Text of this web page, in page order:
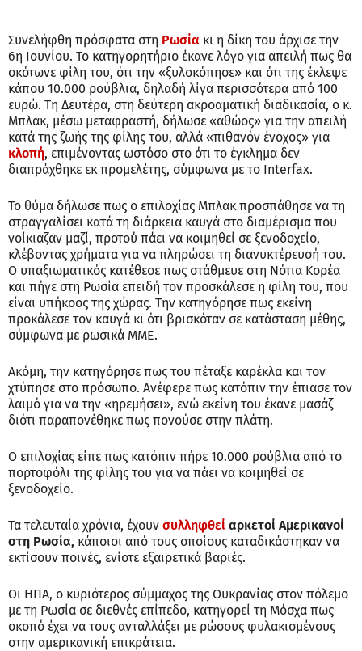
Συνελήφθη πρόσφατα στη Ρωσία κι η δίκη του άρχισε την
6η Ιουνίου. Το κατηγορητήριο έκανε λόγο για απειλή πως θα
σκότωνε φίλη του, ότι την «ξυλοκόπησε» και ότι της έκλεψε
κάπου 10.000 ρούβλια, δηλαδή λίγα περισσότερα από 100
ευρώ. Τη Δευτέρα, στη δεύτερη ακροαματική διαδικασία, ο κ.
Μπλακ, μέσω μεταφραστή, δήλωσε «αθώος» για την απειλή
κατά της ζωής της φίλης του, αλλά «πιθανόν ένοχος» για
κλοπή, επιμένοντας ωστόσο στο ότι το έγκλημα δεν
διαπράχθηκε εκ προμελέτης, σύμφωνα με το Interfax.
Το θύμα δήλωσε πως ο επιλοχίας Μπλακ προσπάθησε να τη
στραγγαλίσει κατά τη διάρκεια καυγά στο διαμέρισμα που
νοίκιαζαν μαζί, προτού πάει να κοιμηθεί σε ξενοδοχείο,
κλέβοντας χρήματα για να πληρώσει τη διανυκτέρευσή του.
Ο υπαξιωματικός κατέθεσε πως στάθμευε στη Νότια Κορέα
και πήγε στη Ρωσία επειδή τον προσκάλεσε η φίλη του, που
είναι υπήκοος της χώρας. Την κατηγόρησε πως εκείνη
προκάλεσε τον καυγά κι ότι βρισκόταν σε κατάσταση μέθης,
σύμφωνα με ρωσικά ΜΜΕ.
Ακόμη, την κατηγόρησε πως του πέταξε καρέκλα και τον
χτύπησε στο πρόσωπο. Ανέφερε πως κατόπιν την έπιασε τον
λαιμό για να την «ηρεμήσει», ενώ εκείνη του έκανε μασάζ
διότι παραπονέθηκε πως πονούσε στην πλάτη.
Ο επιλοχίας είπε πως κατόπιν πήρε 10.000 ρούβλια από το
πορτοφόλι της φίλης του για να πάει να κοιμηθεί σε
ξενοδοχείο.
Τα τελευταία χρόνια, έχουν συλληφθεί αρκετοί Αμερικανοί
στη Ρωσία, κάποιοι από τους οποίους καταδικάστηκαν να
εκτίσουν ποινές, ενίοτε εξαιρετικά βαριές.
Οι ΗΠΑ, ο κυριότερος σύμμαχος της Ουκρανίας στον πόλεμο
με τη Ρωσία σε διεθνές επίπεδο, κατηγορεί τη Μόσχα πως
σκοπό έχει να τους ανταλλάξει με ρώσους φυλακισμένους
στην αμερικανική επικράτεια.